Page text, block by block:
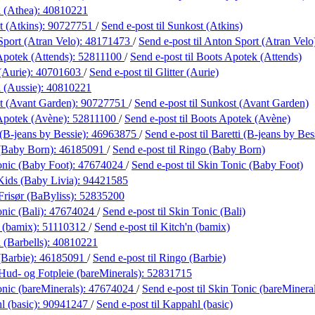
(Athea): 40810221
(Atkins): 90727751 / Send e-post til Sunkost (Atkins)
(Atran Velo): 48171473 / Send e-post til Anton Sport (Atran
(Attends): 52811100 / Send e-post til Boots Apotek (Attends)
40701603 / Send e-post til Glitter (Aurie)
40810221
(Avant Garden): 90727751 / Send e-post til Sunkost (Avant Garden)
(Avène): 52811100 / Send e-post til Boots Apotek (Avène)
jeans by Bessie): 46963875 / Send e-post til Baretti (B-jeans by
Born): 46185091 / Send e-post til Ringo (Baby Born)
(Baby Foot): 47674024 / Send e-post til Skin Tonic (Baby Foot)
(Baby Livia): 94421585
(BaByliss): 52835200
(Bali): 47674024 / Send e-post til Skin Tonic (Bali)
51110312 / Send e-post til Kitch'n (bamix)
40810221
46185091 / Send e-post til Ringo (Barbie)
og Fotpleie (bareMinerals): 52831715
(bareMinerals): 47674024 / Send e-post til Skin Tonic
(basic): 90941247 / Send e-post til Kappahl (basic)